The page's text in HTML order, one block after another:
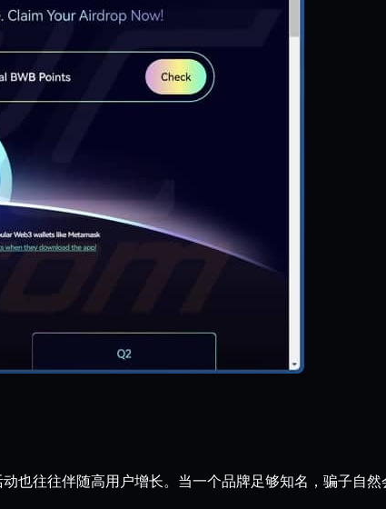
也往往伴随高用户增长。当一个品牌足够知名，骗子自然